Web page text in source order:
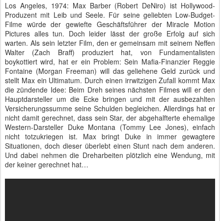
Los Angeles, 1974: Max Barber (Robert DeNiro) ist Hollywood-
Produzent mit Leib und Seele. Für seine geliebten Low-Budget-
Filme würde der gewiefte Geschäftsführer der Miracle Motion
Pictures alles tun. Doch leider lässt der große Erfolg auf sich
warten. Als sein letzter Film, den er gemeinsam mit seinem Neffen
Walter (Zach Braff) produziert hat, von Fundamentalisten
boykottiert wird, hat er ein Problem: Sein Mafia-Finanzier Reggie
Fontaine (Morgan Freeman) will das geliehene Geld zurück und
stellt Max ein Ultimatum. Durch einen irrwitzigen Zufall kommt Max
die zündende Idee: Beim Dreh seines nächsten Filmes will er den
Hauptdarsteller um die Ecke bringen und mit der ausbezahlten
Versicherungssumme seine Schulden begleichen. Allerdings hat er
nicht damit gerechnet, dass sein Star, der abgehalfterte ehemalige
Western-Darsteller Duke Montana (Tommy Lee Jones), einfach
nicht totzukriegen ist. Max bringt Duke in immer gewagtere
Situationen, doch dieser überlebt einen Stunt nach dem anderen.
Und dabei nehmen die Dreharbeiten plötzlich eine Wendung, mit
der keiner gerechnet hat…